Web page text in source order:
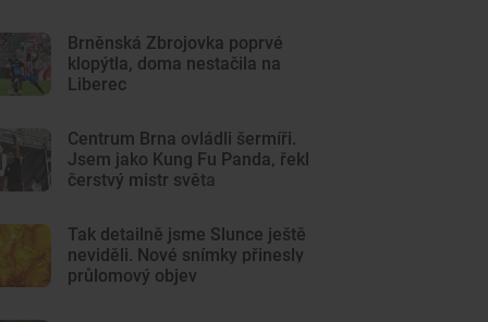
Brněnská Zbrojovka poprvé
klopýtla, doma nestačila na
Liberec
Centrum Brna ovládli šermíři.
Jsem jako Kung Fu Panda, řekl
čerstvý mistr světa
Tak detailně jsme Slunce ještě
neviděli. Nové snímky přinesly
průlomový objev